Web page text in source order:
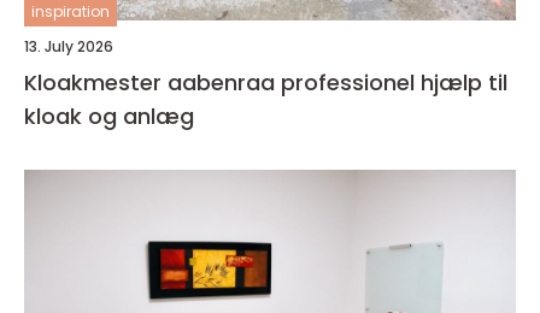
inspiration
13. July 2026
Kloakmester aabenraa professionel hjælp til
kloak og anlæg